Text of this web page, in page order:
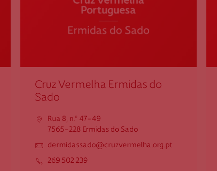
dsetubal.geral@cruzvermelha.org.pt
Federação Internacional
Cruz Vermelha Ermidas do
Sado
Rua 8, n.º 47-49
7565-228 Ermidas do Sado
dermidassado@cruzvermelha.org.pt
269 502 239